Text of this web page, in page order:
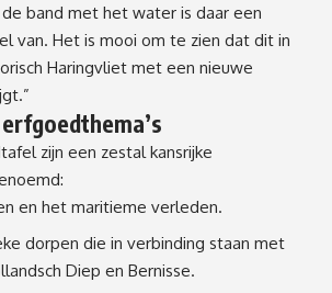
band met het water is daar een
van. Het is mooi om te zien dat dit in
Haringvliet met een nieuwe
zijn een zestal kansrijke
en het maritieme verleden.
dorpen die in verbinding staan met
Diep en Bernisse.